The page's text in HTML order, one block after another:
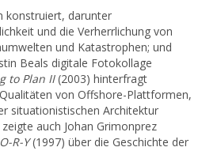
konstruiert, darunter
und die Verherrlichung von
und Katastrophen; und
Beals digitale Fotokollage
to Plan II(2003) hinterfragt
von Offshore-Plattformen,
situationistischen Architektur
auch Johan Grimonprez
R-Y(1997) über die Geschichte der